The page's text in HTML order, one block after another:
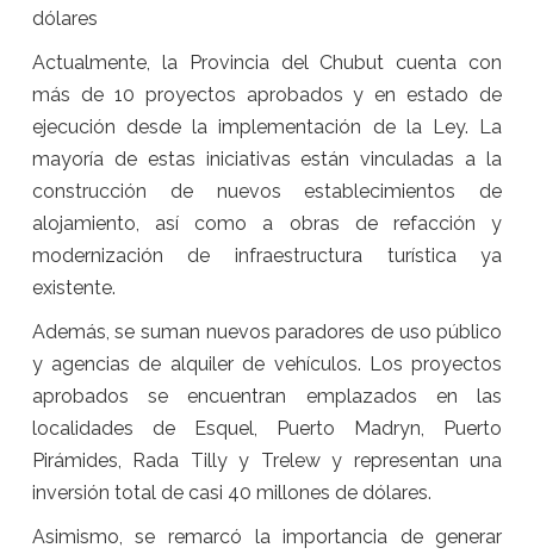
dólares
Actualmente, la Provincia del Chubut cuenta con
más de 10 proyectos aprobados y en estado de
ejecución desde la implementación de la Ley. La
mayoría de estas iniciativas están vinculadas a la
construcción de nuevos establecimientos de
alojamiento, así como a obras de refacción y
modernización de infraestructura turística ya
existente.
Además, se suman nuevos paradores de uso público
y agencias de alquiler de vehículos. Los proyectos
aprobados se encuentran emplazados en las
localidades de Esquel, Puerto Madryn, Puerto
Pirámides, Rada Tilly y Trelew y representan una
inversión total de casi 40 millones de dólares.
Asimismo, se remarcó la importancia de generar